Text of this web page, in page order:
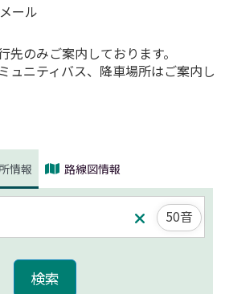
ール
のみご案内しております。
ュニティバス、降車場所はご案内し
情報 路線図情報
50音